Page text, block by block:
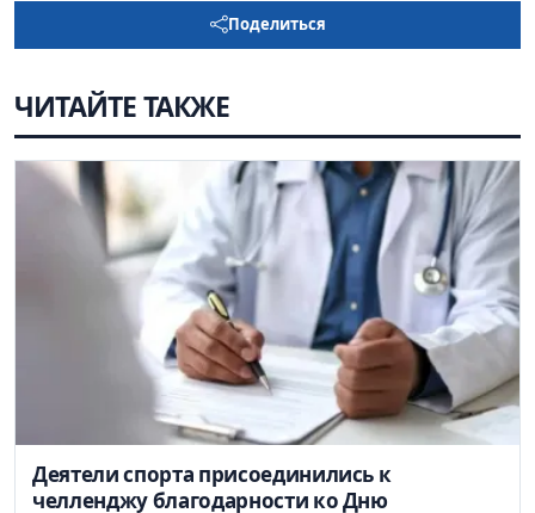
Поделиться
ЧИТАЙТЕ ТАКЖЕ
Деятели спорта присоединились к
челленджу благодарности ко Дню